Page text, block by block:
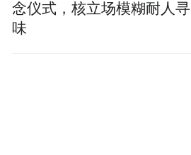
念仪式，核立场模糊耐人寻
味